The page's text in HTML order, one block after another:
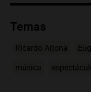
Temas
Ricardo Arjona
música